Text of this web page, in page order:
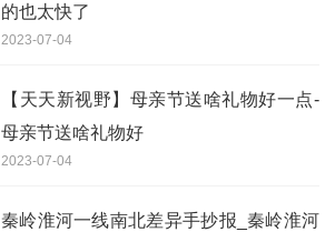
的也太快了
2023-07-04
【天天新视野】母亲节送啥礼物好一点-
母亲节送啥礼物好
2023-07-04
秦岭淮河一线南北差异手抄报_秦岭淮河